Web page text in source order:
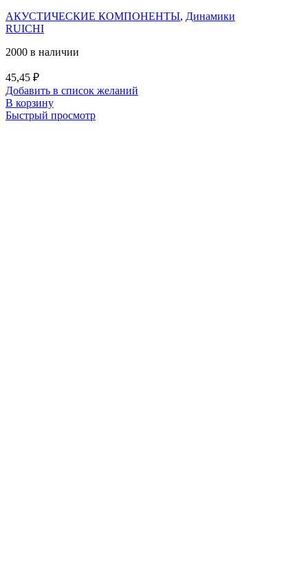
АКУСТИЧЕСКИЕ КОМПОНЕНТЫ, Динамики
RUICHI
2000 в наличии
45,45 ₽
Добавить в список желаний
В корзину
Быстрый просмотр